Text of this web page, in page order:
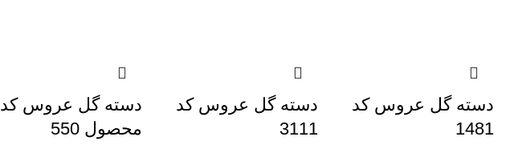
دسته گل عروس کد
1481
دسته گل عروس کد
3111
دسته گل عروس کد
محصول 550